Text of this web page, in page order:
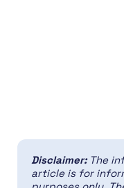
Disclaimer: The
article is for